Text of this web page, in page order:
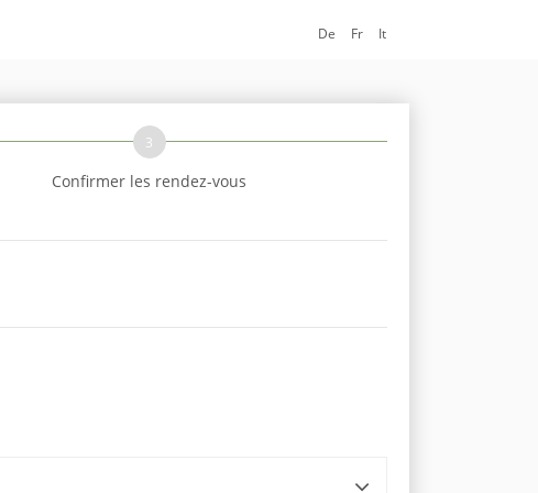
De Fr It
3
Confirmer les rendez-vous